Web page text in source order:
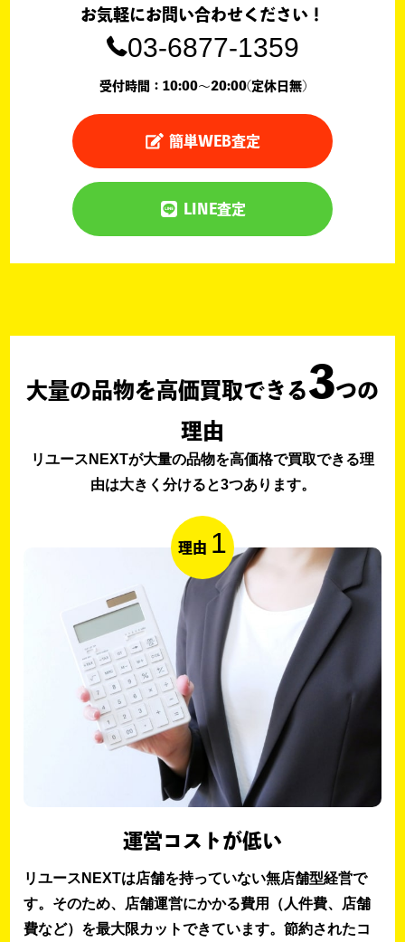
お気軽にお問い合わせください！
03-6877-1359
受付時間：10:00〜20:00(定休日無)
簡単WEB査定
LINE査定
大量の品物を高価買取できる3つの
理由
リユースNEXTが大量の品物を高価格で買取できる理
由は大きく分けると3つあります。
理由 1
運営コストが低い
リユースNEXTは店舗を持っていない無店舗型経営で
す。そのため、店舗運営にかかる費用（人件費、店舗
費など）を最大限カットできています。節約されたコ